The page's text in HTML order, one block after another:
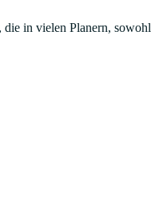
die in vielen Planern, sowohl